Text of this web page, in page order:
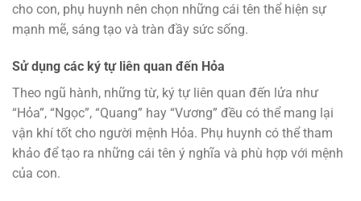
cho con, phụ huynh nên chọn những cái tên thể hiện sự
mạnh mẽ, sáng tạo và tràn đầy sức sống.
Sử dụng các ký tự liên quan đến Hỏa
Theo ngũ hành, những từ, ký tự liên quan đến lửa như
“Hỏa”, “Ngọc”, “Quang” hay “Vương” đều có thể mang lại
vận khí tốt cho người mệnh Hỏa. Phụ huynh có thể tham
khảo để tạo ra những cái tên ý nghĩa và phù hợp với mệnh
của con.